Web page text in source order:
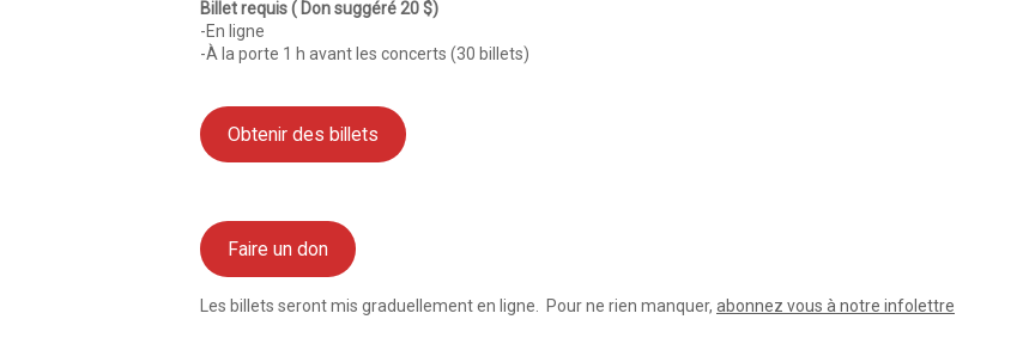
Billet requis ( Don suggéré 20 $)
-En ligne
-À la porte 1 h avant les concerts (30 billets)
Obtenir des billets
Faire un don
Les billets seront mis graduellement en ligne. Pour ne rien manquer, abonnez vous à notre infolettre